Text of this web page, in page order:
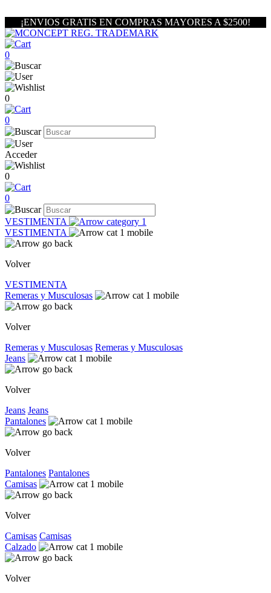
¡ENVIOS GRATIS EN COMPRAS MAYORES A $2500!
0
0
0
Acceder
0
0
VESTIMENTA
VESTIMENTA
Volver
VESTIMENTA
Remeras y Musculosas
Volver
Remeras y Musculosas Remeras y Musculosas
Jeans
Volver
Jeans Jeans
Pantalones
Volver
Pantalones Pantalones
Camisas
Volver
Camisas Camisas
Calzado
Volver